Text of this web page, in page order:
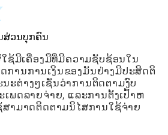
ສ່ວນບຸກຄົນ
ໃຊ້ມີເຄື່ອງມືທີ່ມີຄວາມຊັບຊ້ອນໃນ
ການການເງິນຂອງມັນຢ່າງມີປະສິດຕິ
ະຕ່າງໆເຊັ່ນວ່າການຕິດຕາມງົບ
ພດລາຍຈ່າຍ, ແລະການຕັ້ງເປົ້າຫ
ສາມາດຕິດຕາມນິໄສການໃຊ້ຈ່າຍ